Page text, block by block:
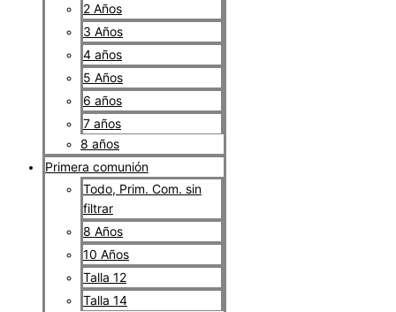
2 Años
3 Años
4 años
5 Años
6 años
7 años
8 años
Primera comunión
Todo, Prim. Com. sin
filtrar
8 Años
10 Años
Talla 12
Talla 14